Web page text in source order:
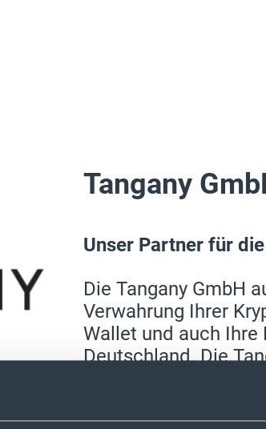
Tangany
Unser Partner für
Die Tangany GmbH
Verwahrung Ihrer
Wallet und auch
Deutschland. Die
BaFin reguliert und